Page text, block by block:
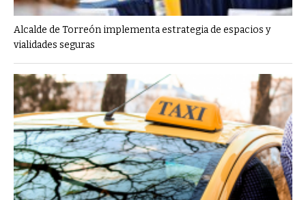
Alcalde de Torreón implementa estrategia de espacios y
vialidades seguras